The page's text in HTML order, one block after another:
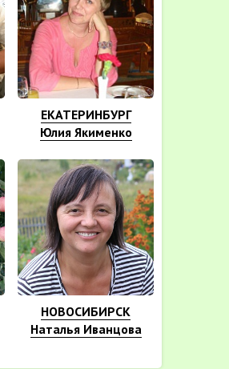
ЕКАТЕРИНБУРГ
Юлия Якименко
НОВОСИБИРСК
Наталья Иванцова